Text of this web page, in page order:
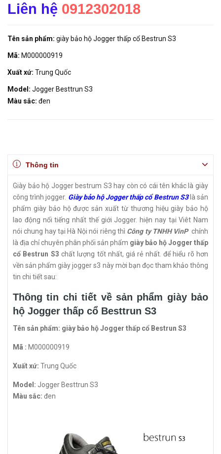
Liên hệ 0912302018
Tên sản phẩm: giày bảo hộ Jogger thấp cổ Bestrun S3
Mã: M000000919
Xuất xứ: Trung Quốc
Model: Jogger Besttrun S3
Màu sắc: đen
Thông tin
Giày bảo hộ Jogger bestrum S3 hay còn có cái tên khác là giày
công trình jogger. Giày bảo hộ Jogger thấp cổ Bestrun S3là sản
phẩm giày bảo hộ được sản xuất từ thương hiệu giày bảo hộ
lao động nổi tiếng nhất thế giới Jogger. hiện nay tại Viêt Nam
nói chung hay tại Hà Nội nói riêng thì Công ty TNHH VinPchính
là địa chỉ chuyên phân phối sản phẩm giày bảo hộ Jogger thấp
cổ Bestrun S3 chất lượng tốt nhất, giá rẻ nhất. để hiểu rõ hơn
vền sản phẩm giày jogger s3 này mời bạn đọc tham khảo thông
tin chi tiết sau:
Thông tin chi tiết về sản phẩm giày bảo
hộ Jogger thấp cổ Besttrun S3
Tên sản phẩm: giày bảo hộ Jogger thấp cổ Bestrun S3
Mã : M000000919
Xuất xứ: Trung Quốc
Model: Jogger Besttrun S3
Màu sắc: đen